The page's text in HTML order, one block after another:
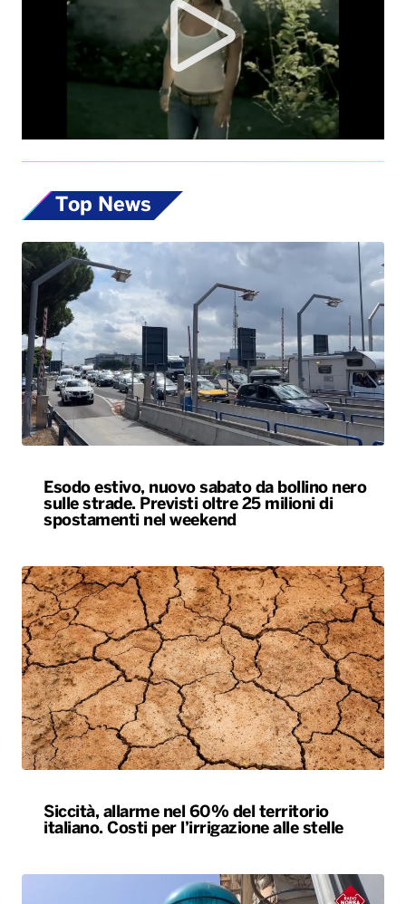
Top News
Esodo estivo, nuovo sabato da bollino nero
sulle strade. Previsti oltre 25 milioni di
spostamenti nel weekend
Siccità, allarme nel 60% del territorio
italiano. Costi per l’irrigazione alle stelle